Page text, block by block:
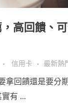
高回饋、
信用卡 最新熱
拿回饋還是要分
有 ...